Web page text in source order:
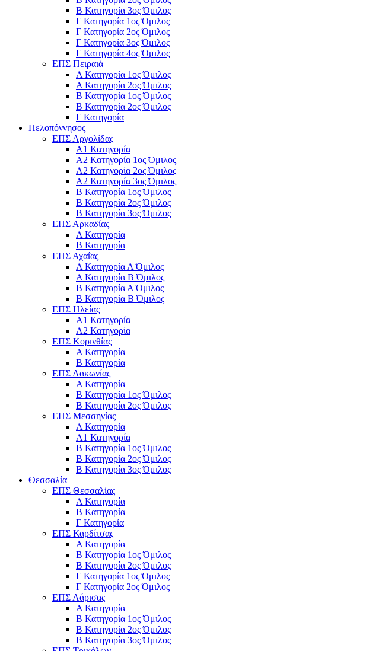
Β Κατηγορία 3ος Όμιλος
Γ Κατηγορία 1ος Όμιλος
Γ Κατηγορία 2ος Όμιλος
Γ Κατηγορία 3ος Όμιλος
Γ Κατηγορία 4ος Όμιλος
ΕΠΣ Πειραιά
Α Κατηγορία 1ος Όμιλος
Α Κατηγορία 2ος Όμιλος
Β Κατηγορία 1ος Όμιλος
Β Κατηγορία 2ος Όμιλος
Γ Κατηγορία
Πελοπόννησος
ΕΠΣ Αργολίδας
Α1 Κατηγορία
Α2 Κατηγορία 1ος Όμιλος
Α2 Κατηγορία 2ος Όμιλος
Α2 Κατηγορία 3ος Όμιλος
Β Κατηγορία 1ος Όμιλος
Β Κατηγορία 2ος Όμιλος
Β Κατηγορία 3ος Όμιλος
ΕΠΣ Αρκαδίας
Α Κατηγορία
Β Κατηγορία
ΕΠΣ Αχαΐας
Α Κατηγορία Α Όμιλος
Α Κατηγορία Β Όμιλος
Β Κατηγορία Α Όμιλος
Β Κατηγορία Β Όμιλος
ΕΠΣ Ηλείας
Α1 Κατηγορία
Α2 Κατηγορία
ΕΠΣ Κορινθίας
Α Κατηγορία
Β Κατηγορία
ΕΠΣ Λακωνίας
Α Κατηγορία
Β Κατηγορία 1ος Όμιλος
Β Κατηγορία 2ος Όμιλος
ΕΠΣ Μεσσηνίας
Α Κατηγορία
Α1 Κατηγορία
Β Κατηγορία 1ος Όμιλος
Β Κατηγορία 2ος Όμιλος
Β Κατηγορία 3ος Όμιλος
Θεσσαλία
ΕΠΣ Θεσσαλίας
Α Κατηγορία
Β Κατηγορία
Γ Κατηγορία
ΕΠΣ Καρδίτσας
Α Κατηγορία
Β Κατηγορία 1ος Όμιλος
Β Κατηγορία 2ος Όμιλος
Γ Κατηγορία 1ος Όμιλος
Γ Κατηγορία 2ος Όμιλος
ΕΠΣ Λάρισας
Α Κατηγορία
Β Κατηγορία 1ος Όμιλος
Β Κατηγορία 2ος Όμιλος
Β Κατηγορία 3ος Όμιλος